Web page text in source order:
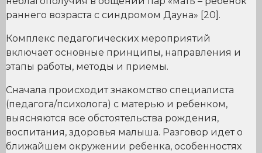
раннего возраста с синдромом Дауна» [20].
Комплекс педагогических мероприятий
включает основные принципы, направления и
этапы работы, методы и приемы.
Сначала происходит знакомство специалиста
(педагога/психолога) с матерью и ребенком,
выясняются все обстоятельства рождения,
воспитания, здоровья малыша. Разговор идет о
ближайшем окружении ребенка, особенностях